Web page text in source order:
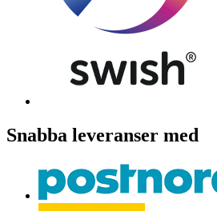
Snabba leveranser med